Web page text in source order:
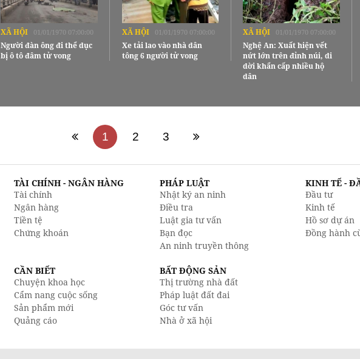
XÃ HỘI 01/01/1970 07:00:00
Người đàn ông đi thể dục
bị ô tô đâm tử vong
XÃ HỘI 01/01/1970 07:00:00
Xe tải lao vào nhà dân
tông 6 người tử vong
XÃ HỘI 01/01/1970 07:00:00
Nghệ An: Xuất hiện vết
nứt lớn trên đỉnh núi, di
dời khẩn cấp nhiều hộ
dân
1 2 3
TÀI CHÍNH - NGÂN HÀNG
Tài chính
Ngân hàng
Tiền tệ
Chứng khoán
PHÁP LUẬT
Nhật ký an ninh
Điều tra
Luật gia tư vấn
Bạn đọc
An ninh truyền thông
KINH TẾ -
Đầu tư
Kinh tế
Hồ sơ dự án
Đồng hành
CẦN BIẾT
Chuyện khoa học
Cẩm nang cuộc sống
Sản phẩm mới
Quảng cáo
BẤT ĐỘNG SẢN
Thị trường nhà đất
Pháp luật đất đai
Góc tư vấn
Nhà ở xã hội